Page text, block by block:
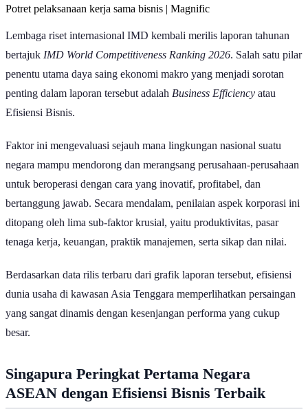
Potret pelaksanaan kerja sama bisnis | Magnific
Lembaga riset internasional IMD kembali merilis laporan tahunan
bertajuk IMD World Competitiveness Ranking 2026. Salah satu pilar
penentu utama daya saing ekonomi makro yang menjadi sorotan
penting dalam laporan tersebut adalah Business Efficiency atau
Efisiensi Bisnis.
Faktor ini mengevaluasi sejauh mana lingkungan nasional suatu
negara mampu mendorong dan merangsang perusahaan-perusahaan
untuk beroperasi dengan cara yang inovatif, profitabel, dan
bertanggung jawab. Secara mendalam, penilaian aspek korporasi ini
ditopang oleh lima sub-faktor krusial, yaitu produktivitas, pasar
tenaga kerja, keuangan, praktik manajemen, serta sikap dan nilai.
Berdasarkan data rilis terbaru dari grafik laporan tersebut, efisiensi
dunia usaha di kawasan Asia Tenggara memperlihatkan persaingan
yang sangat dinamis dengan kesenjangan performa yang cukup
besar.
Singapura Peringkat Pertama Negara
ASEAN dengan Efisiensi Bisnis Terbaik